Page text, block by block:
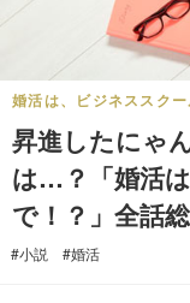
婚活は、ビジネススク
昇進したにゃ
は…？「婚活
で！？」全話
#小説 #婚活